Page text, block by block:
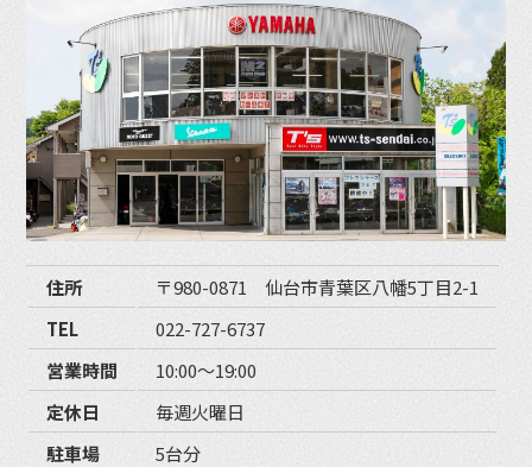
住所
〒980-0871 仙台市青葉区八幡5丁目2-1
TEL
022-727-6737
営業時間
10:00〜19:00
定休日
毎週火曜日
駐車場
5台分